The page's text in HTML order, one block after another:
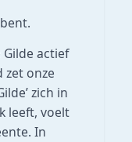
Gilde actief
zet onze
zich in
leeft, voelt
In